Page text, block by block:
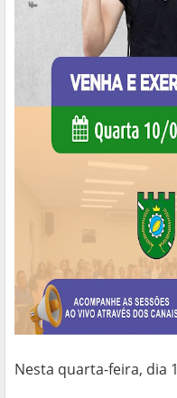
Nesta quarta-feira, dia